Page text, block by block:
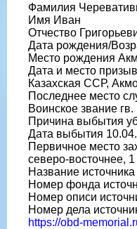
Фамилия
Имя Иван
Отчество
Дата рождения/
Место рождения
Дата и место
Казахская ССР,
Последнее место
Воинское звание
Причина выбытия
Дата выбытия
Первичное место
северо-восточнее,
Название
Номер фонда
Номер описи
Номер дела
https://obd-